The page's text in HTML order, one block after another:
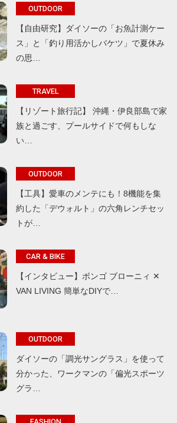
OUTDOOR
【自由研究】ダイソーの「お魚計測ケー
ス」と「釣り用活かしバケツ」で夏休み
の思…
TRAVEL
【リゾート旅行記】 沖縄・伊良部島で家
族と過ごす、プールサイドで何もしな
い…
OUTDOOR
【工具】愛車のメンテにも！8機能を集
約した「デウォルト」の六角レンチセッ
トが…
CAR & BIKE
【インタビュー】ボンゴ ブローニィ ✕
VAN LIVING 簡単なDIYで…
OUTDOOR
ダイソーの「調光サングラス」を使って
分かった、ワークマンの「偏光スポーツ
グラ…